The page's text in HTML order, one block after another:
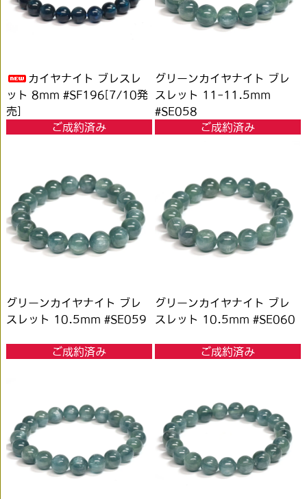
カイヤナイト ブレスレ
ット 8mm #SF196[7/10発
売]
ご成約済み
グリーンカイヤナイト ブレ
スレット 11-11.5mm
#SE058
ご成約済み
グリーンカイヤナイト ブレ
スレット 10.5mm #SE059
ご成約済み
グリーンカイヤナイト ブレ
スレット 10.5mm #SE060
ご成約済み